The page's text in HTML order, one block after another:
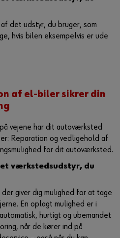
det udstyr, du bruger, som
hvis bilen eksempelvis er ude
af el-biler sikrer din
vejene har dit autoværksted
Reparation og vedligehold af
for dit autoværksted.
værkstedsudstyr, du
giver dig mulighed for at tage
En oplagt mulighed er i
hurtigt og ubemandet
når de kører ind på